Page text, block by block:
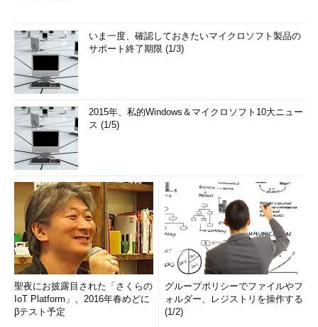
いま一度、確認しておきたいマイクロソフト製品の
サポート終了期限 (1/3)
2015年、私的Windows＆マイクロソフト10大ニュー
ス (1/5)
聖夜にお披露目された「さくらの
IoT Platform」、2016年春めどに
βテスト予定
グループポリシーでファイルやフ
ォルダー、レジストリを操作する
(1/2)